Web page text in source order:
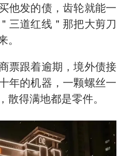
他发的债，齿轮就能一
三道红线＂那把大剪刀
票跟着逾期，境外债接
年的机器，一颗螺丝一
散得满地都是零件。